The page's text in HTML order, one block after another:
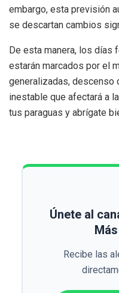
embargo, esta previsión
se descartan cambios
De esta manera, los días
estarán marcados por el
generalizadas, descenso
inestable que afectará a
tus paraguas y abrígate
Únete al
Recibe las